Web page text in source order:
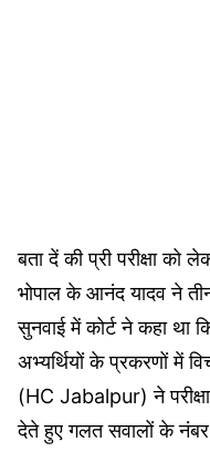
बता दें की प्री परीक्षा को
भोपाल के आनंद यादव ने
सुनवाई में कोर्ट ने कहा था
अभ्यर्थियों के प्रकरणों में
(HC Jabalpur) ने
देते हुए गलत सवालों के